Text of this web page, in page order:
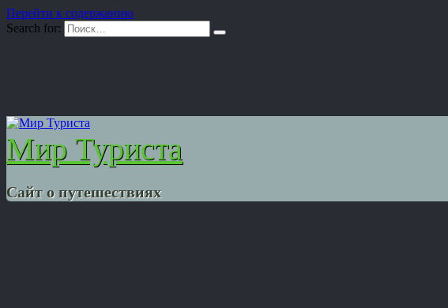
Перейти к содержанию
Search for:
Мир Туриста
Сайт о путешествиях